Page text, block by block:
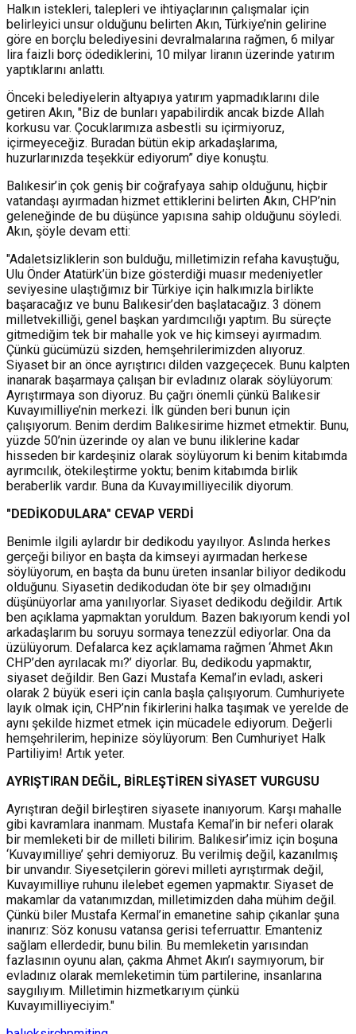
Halkın istekleri, talepleri ve ihtiyaçlarının çalışmalar için
belirleyici unsur olduğunu belirten Akın, Türkiye’nin gelirine
göre en borçlu belediyesini devralmalarına rağmen, 6 milyar
lira faizli borç ödediklerini, 10 milyar liranın üzerinde yatırım
yaptıklarını anlattı.
Önceki belediyelerin altyapıya yatırım yapmadıklarını dile
getiren Akın, "Biz de bunları yapabilirdik ancak bizde Allah
korkusu var. Çocuklarımıza asbestli su içirmiyoruz,
içirmeyeceğiz. Buradan bütün ekip arkadaşlarıma,
huzurlarınızda teşekkür ediyorum” diye konuştu.
Balıkesir’in çok geniş bir coğrafyaya sahip olduğunu, hiçbir
vatandaşı ayırmadan hizmet ettiklerini belirten Akın, CHP’nin
geleneğinde de bu düşünce yapısına sahip olduğunu söyledi.
Akın, şöyle devam etti:
"Adaletsizliklerin son bulduğu, milletimizin refaha kavuştuğu,
Ulu Önder Atatürk’ün bize gösterdiği muasır medeniyetler
seviyesine ulaştığımız bir Türkiye için halkımızla birlikte
başaracağız ve bunu Balıkesir’den başlatacağız. 3 dönem
milletvekilliği, genel başkan yardımcılığı yaptım. Bu süreçte
gitmediğim tek bir mahalle yok ve hiç kimseyi ayırmadım.
Çünkü gücümüzü sizden, hemşehrilerimizden alıyoruz.
Siyaset bir an önce ayrıştırıcı dilden vazgeçecek. Bunu kalpten
inanarak başarmaya çalışan bir evladınız olarak söylüyorum:
Ayrıştırmaya son diyoruz. Bu çağrı önemli çünkü Balıkesir
Kuvayımilliye’nin merkezi. İlk günden beri bunun için
çalışıyorum. Benim derdim Balıkesirime hizmet etmektir. Bunu,
yüzde 50’nin üzerinde oy alan ve bunu iliklerine kadar
hisseden bir kardeşiniz olarak söylüyorum ki benim kitabımda
ayrımcılık, ötekileştirme yoktu; benim kitabımda birlik
beraberlik vardır. Buna da Kuvayımilliyecilik diyorum.
"DEDİKODULARA" CEVAP VERDİ
Benimle ilgili aylardır bir dedikodu yayılıyor. Aslında herkes
gerçeği biliyor en başta da kimseyi ayırmadan herkese
söylüyorum, en başta da bunu üreten insanlar biliyor dedikodu
olduğunu. Siyasetin dedikodudan öte bir şey olmadığını
düşünüyorlar ama yanılıyorlar. Siyaset dedikodu değildir. Artık
ben açıklama yapmaktan yoruldum. Bazen bakıyorum kendi yol
arkadaşlarım bu soruyu sormaya tenezzül ediyorlar. Ona da
üzülüyorum. Defalarca kez açıklamama rağmen ‘Ahmet Akın
CHP’den ayrılacak mı?’ diyorlar. Bu, dedikodu yapmaktır,
siyaset değildir. Ben Gazi Mustafa Kemal’in evladı, askeri
olarak 2 büyük eseri için canla başla çalışıyorum. Cumhuriyete
layık olmak için, CHP’nin fikirlerini halka taşımak ve yerelde de
aynı şekilde hizmet etmek için mücadele ediyorum. Değerli
hemşehrilerim, hepinize söylüyorum: Ben Cumhuriyet Halk
Partiliyim! Artık yeter.
AYRIŞTIRAN DEĞİL, BİRLEŞTİREN SİYASET VURGUSU
Ayrıştıran değil birleştiren siyasete inanıyorum. Karşı mahalle
gibi kavramlara inanmam. Mustafa Kemal’in bir neferi olarak
bir memleketi bir de milleti bilirim. Balıkesir’imiz için boşuna
‘Kuvayımilliye’ şehri demiyoruz. Bu verilmiş değil, kazanılmış
bir unvandır. Siyesetçilerin görevi milleti ayrıştırmak değil,
Kuvayımilliye ruhunu ilelebet egemen yapmaktır. Siyaset de
makamlar da vatanımızdan, milletimizden daha mühim değil.
Çünkü biler Mustafa Kermal’in emanetine sahip çıkanlar şuna
inanırız: Söz konusu vatansa gerisi teferruattır. Emanteniz
sağlam ellerdedir, bunu bilin. Bu memleketin yarısından
fazlasının oyunu alan, çakma Ahmet Akın’ı saymıyorum, bir
evladınız olarak memleketimin tüm partilerine, insanlarına
saygılıyım. Milletimin hizmetkarıyım çünkü
Kuvayımilliyeciyim."